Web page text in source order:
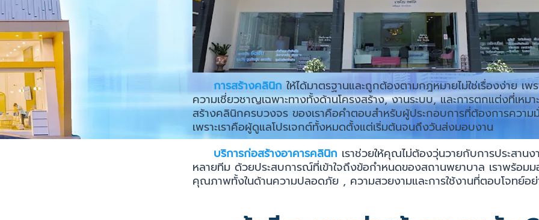
การสร้างคลินิก ให้ได้มาตรฐานและถูกต้องตามกฎหมายไม่ใช่เรื่องง่าย เพ
ความเชี่ยวชาญเฉพาะทางทั้งด้านโครงสร้าง, งานระบบ, และการตกแต่งที่เหม
สร้างคลินิกครบวงจร ของเราคือคำตอบสำหรับผู้ประกอบการที่ต้องการความ
เพราะเราคือผู้ดูแลโปรเจกต์ทั้งหมดตั้งแต่เริ่มต้นจนถึงวันส่งมอบงาน
บริการก่อสร้างอาคารคลินิก เราช่วยให้คุณไม่ต้องวุ่นวายกับการประสาน
หลายทีม ด้วยประสบการณ์ที่เข้าใจถึงข้อกำหนดของสถานพยาบาล เราพร้อม
คุณภาพทั้งในด้านความปลอดภัย , ความสวยงามและการใช้งานที่ตอบโจทย์อ